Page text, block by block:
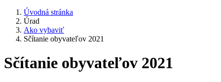
Úvodná stránka
Úrad
Ako vybaviť
Sčítanie obyvateľov 2021
Sčítanie obyvateľov 2021